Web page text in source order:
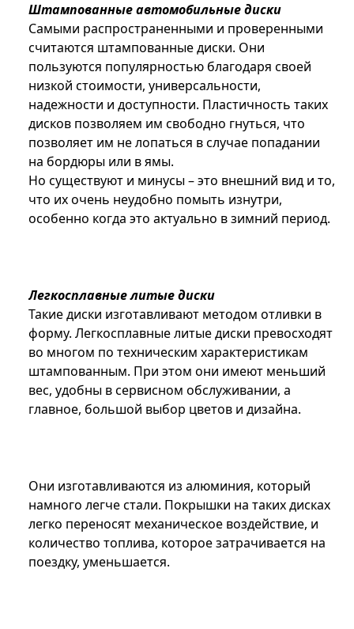
Штампованные автомобильные диски
Самыми распространенными и проверенными
считаются штампованные диски. Они
пользуются популярностью благодаря своей
низкой стоимости, универсальности,
надежности и доступности. Пластичность таких
дисков позволяем им свободно гнуться, что
позволяет им не лопаться в случае попадании
на бордюры или в ямы.
Но существуют и минусы – это внешний вид и то,
что их очень неудобно помыть изнутри,
особенно когда это актуально в зимний период.
Легкосплавные литые диски
Такие диски изготавливают методом отливки в
форму. Легкосплавные литые диски превосходят
во многом по техническим характеристикам
штампованным. При этом они имеют меньший
вес, удобны в сервисном обслуживании, а
главное, большой выбор цветов и дизайна.
Они изготавливаются из алюминия, который
намного легче стали. Покрышки на таких дисках
легко переносят механическое воздействие, и
количество топлива, которое затрачивается на
поездку, уменьшается.